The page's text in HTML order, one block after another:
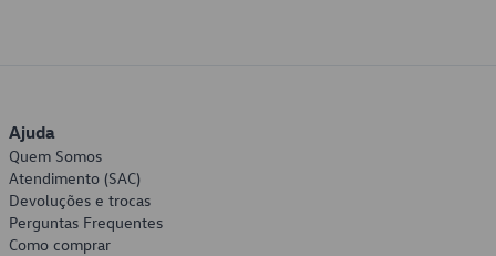
Ajuda
Quem Somos
Atendimento (SAC)
Devoluções e trocas
Perguntas Frequentes
Como comprar